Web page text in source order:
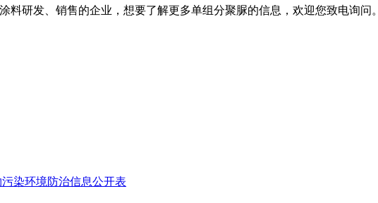
研发、销售的企业，想要了解更多单组分聚脲的信息，欢迎您致电询问。
染环境防治信息公开表